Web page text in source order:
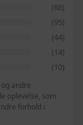
(88)
(95)
(44)
(14)
(10)
andre
oplevelse, som
forhold i